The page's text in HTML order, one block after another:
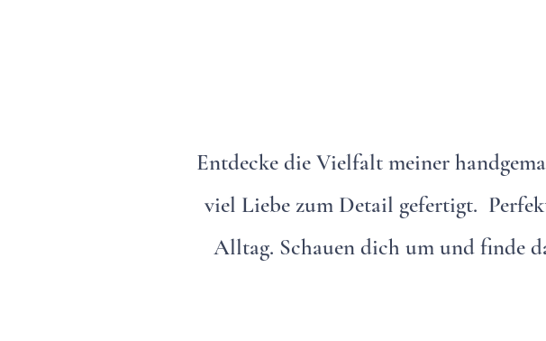
Entdecke die Vielfalt meiner
viel Liebe zum Detail gefertigt.
Alltag. Schauen dich um und finde